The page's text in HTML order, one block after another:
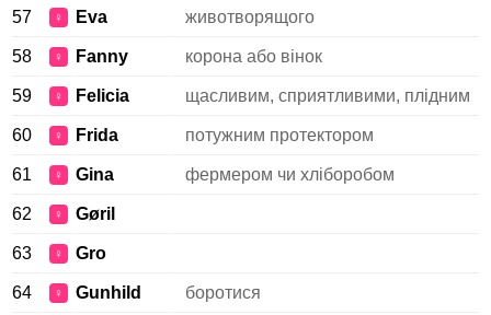
57 ♀ Eva животворящого
58 ♀ Fanny корона або вінок
59 ♀ Felicia щасливим, сприятливими, плідним
60 ♀ Frida потужним протектором
61 ♀ Gina фермером чи хліборобом
62 ♀ Gøril
63 ♀ Gro
64 ♀ Gunhild боротися